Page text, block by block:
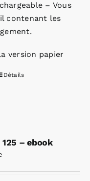
– Vous
contenant les
version papier
Détails
125 – ebook